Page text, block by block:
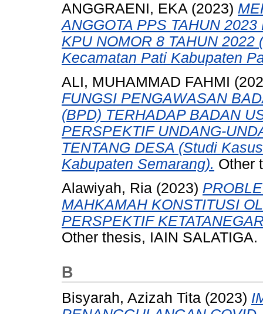
ANGGRAENI, EKA (2023)
ANGGOTA PPS TAHUN
KPU NOMOR 8 TAHUN
Kecamatan Pati Kabupaten
ALI, MUHAMMAD FAHMI
FUNGSI PENGAWASAN
(BPD) TERHADAP BADAN
PERSPEKTIF UNDANG-
TENTANG DESA (Studi
Kabupaten Semarang). Other
Alawiyah, Ria (2023)
MAHKAMAH KONSTITUSI
PERSPEKTIF
Other thesis, IAIN SALATIGA.
B
Bisyarah, Azizah Tita (2023)